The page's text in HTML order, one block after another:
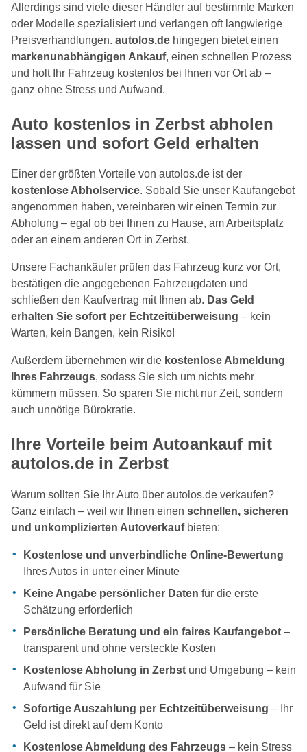
Allerdings sind viele dieser Händler auf bestimmte Marken
oder Modelle spezialisiert und verlangen oft langwierige
Preisverhandlungen. autolos.de hingegen bietet einen
markenunabhängigen Ankauf, einen schnellen Prozess
und holt Ihr Fahrzeug kostenlos bei Ihnen vor Ort ab –
ganz ohne Stress und Aufwand.
Auto kostenlos in Zerbst abholen
lassen und sofort Geld erhalten
Einer der größten Vorteile von autolos.de ist der
kostenlose Abholservice. Sobald Sie unser Kaufangebot
angenommen haben, vereinbaren wir einen Termin zur
Abholung – egal ob bei Ihnen zu Hause, am Arbeitsplatz
oder an einem anderen Ort in Zerbst.
Unsere Fachankäufer prüfen das Fahrzeug kurz vor Ort,
bestätigen die angegebenen Fahrzeugdaten und
schließen den Kaufvertrag mit Ihnen ab. Das Geld
erhalten Sie sofort per Echtzeitüberweisung – kein
Warten, kein Bangen, kein Risiko!
Außerdem übernehmen wir die kostenlose Abmeldung
Ihres Fahrzeugs, sodass Sie sich um nichts mehr
kümmern müssen. So sparen Sie nicht nur Zeit, sondern
auch unnötige Bürokratie.
Ihre Vorteile beim Autoankauf mit
autolos.de in Zerbst
Warum sollten Sie Ihr Auto über autolos.de verkaufen?
Ganz einfach – weil wir Ihnen einen schnellen, sicheren
und unkomplizierten Autoverkaufbieten:
Kostenlose und unverbindliche Online-Bewertung
Ihres Autos in unter einer Minute
Keine Angabe persönlicher Daten für die erste
Schätzung erforderlich
Persönliche Beratung und ein faires Kaufangebot –
transparent und ohne versteckte Kosten
Kostenlose Abholung in Zerbst und Umgebung – kein
Aufwand für Sie
Sofortige Auszahlung per Echtzeitüberweisung – Ihr
Geld ist direkt auf dem Konto
Kostenlose Abmeldung des Fahrzeugs – kein Stress